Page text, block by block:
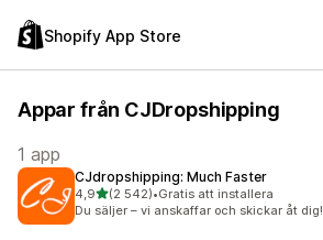
Shopify App Store
Appar från CJDropshipping
1 app
CJdropshipping: Much Faster
4,9av 5 stjärnor
(2 542)
2542 recensioner totalt
•Gratis att installera
Du säljer – vi anskaffar och skickar åt dig!